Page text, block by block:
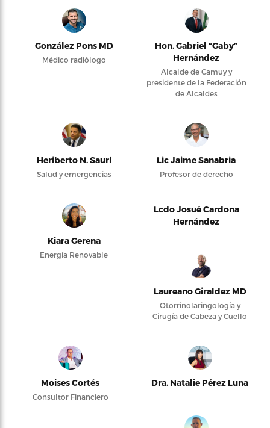
González Pons MD
Médico radiólogo
Hon. Gabriel “Gaby”
Hernández
Alcalde de Camuy y
presidente de la Federación
de Alcaldes
Heriberto N. Saurí
Salud y emergencias
Lic Jaime Sanabria
Profesor de derecho
Kiara Gerena
Energía Renovable
Lcdo Josué Cardona
Hernández
Laureano Giraldez MD
Otorrinolaringología y
Cirugía de Cabeza y Cuello
Moises Cortés
Consultor Financiero
Dra. Natalie Pérez Luna